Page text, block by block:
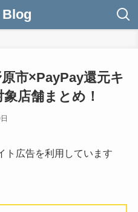
Blog
原市×PayPay還元キ
店舗まとめ！
ト広告を利用しています